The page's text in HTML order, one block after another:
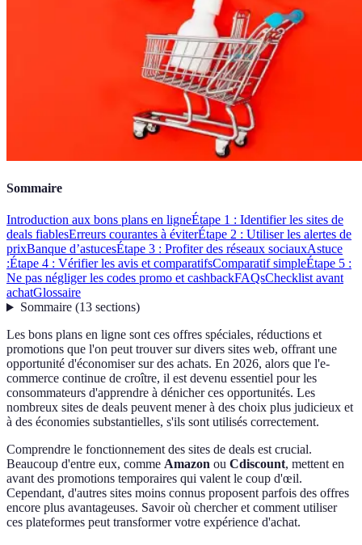
Sommaire
Introduction aux bons plans en ligneÉtape 1 : Identifier les sites de
deals fiablesErreurs courantes à éviterÉtape 2 : Utiliser les alertes de
prixBanque d’astucesÉtape 3 : Profiter des réseaux sociauxAstuce
:Étape 4 : Vérifier les avis et comparatifsComparatif simpleÉtape 5 :
Ne pas négliger les codes promo et cashbackFAQsChecklist avant
achatGlossaire
Sommaire(13 sections)
Les bons plans en ligne sont ces offres spéciales, réductions et
promotions que l'on peut trouver sur divers sites web, offrant une
opportunité d'économiser sur des achats. En 2026, alors que l'e-
commerce continue de croître, il est devenu essentiel pour les
consommateurs d'apprendre à dénicher ces opportunités. Les
nombreux sites de deals peuvent mener à des choix plus judicieux et
à des économies substantielles, s'ils sont utilisés correctement.
Comprendre le fonctionnement des sites de deals est crucial.
Beaucoup d'entre eux, comme Amazon ou Cdiscount, mettent en
avant des promotions temporaires qui valent le coup d'œil.
Cependant, d'autres sites moins connus proposent parfois des offres
encore plus avantageuses. Savoir où chercher et comment utiliser
ces plateformes peut transformer votre expérience d'achat.